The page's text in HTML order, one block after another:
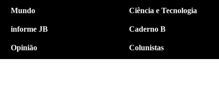
Mundo
informe JB
Opinião
Ciência e Tecnologia
Caderno B
Colunistas